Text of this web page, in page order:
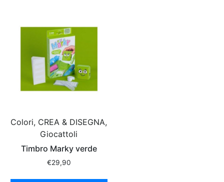
Colori, CREA & DISEGNA,
Giocattoli
Timbro Marky verde
€29,90